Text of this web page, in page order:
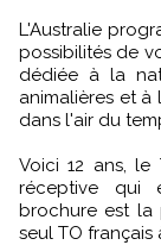
L'Australie programmée sur 136 pages donne de multiples
possibilités de
dédiée à la
animalières et à
dans l'air du
Voici 12 ans,
réceptive qui
brochure est la
seul TO